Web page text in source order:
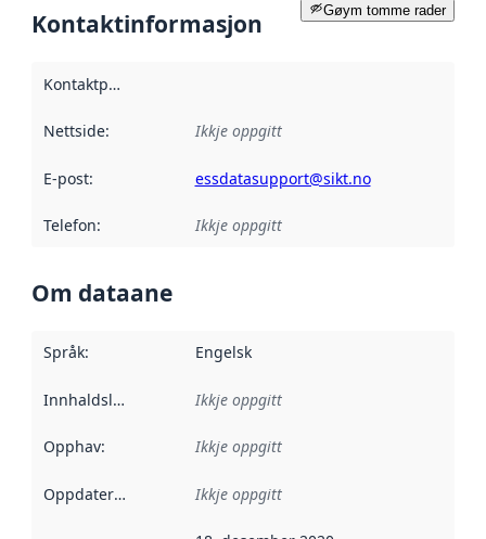
Gøym tomme rader
Kontaktinformasjon
Kontaktpunkt
Nettside: Ikkje oppgitt
E-post: essdatasupport@sikt.no
Telefon: Ikkje oppgitt
Om dataane
Språk: Engelsk
Innhaldsleverandørar :
Ikkje oppgitt
Opphav: Ikkje oppgitt
Oppdateringsfrekvens :
Ikkje oppgitt